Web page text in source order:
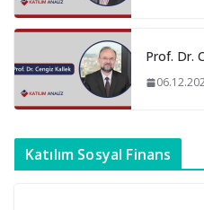
Prof. Dr.
Katılım Sosyal Finans